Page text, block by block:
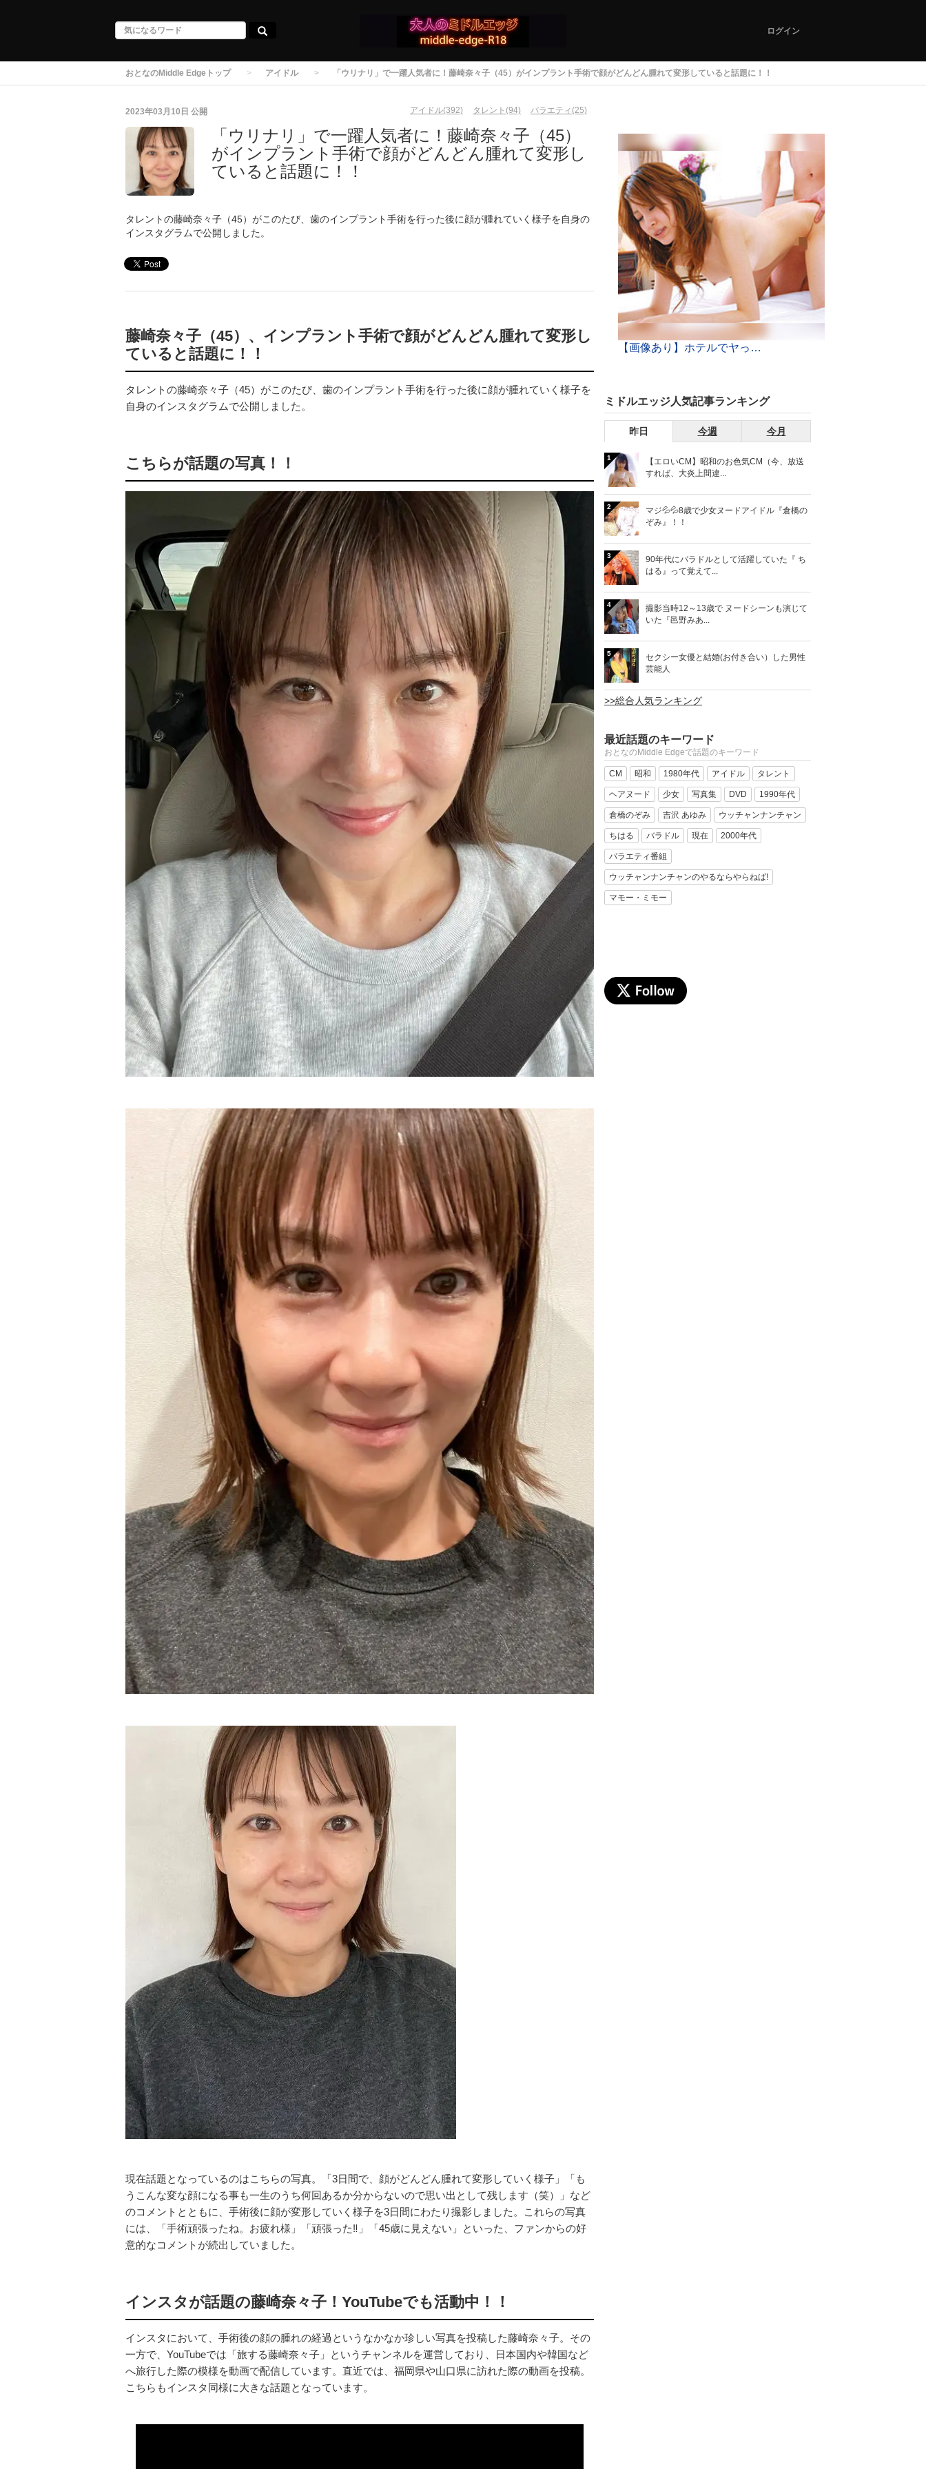
ログイン
おとなのMiddle Edgeトップ アイドル 「ウリナリ」で一躍人気者に！藤崎奈々子（45）がインプラント手術で顔がどんどん腫れて変形していると話題に！！
2023年03月10日 公開 アイドル(392) タレント(94) バラエティ(25)
「ウリナリ」で一躍人気者に！藤崎奈々子（45）
がインプラント手術で顔がどんどん腫れて変形し
ていると話題に！！
タレントの藤崎奈々子（45）がこのたび、歯のインプラント手術を行った後に顔が腫れていく様子を自身の
インスタグラムで公開しました。
藤崎奈々子（45）、インプラント手術で顔がどんどん腫れて変形し
ていると話題に！！
タレントの藤崎奈々子（45）がこのたび、歯のインプラント手術を行った後に顔が腫れていく様子を
自身のインスタグラムで公開しました。
こちらが話題の写真！！
現在話題となっているのはこちらの写真。「3日間で、顔がどんどん腫れて変形していく様子」「も
うこんな変な顔になる事も一生のうち何回あるか分からないので思い出として残します（笑）」など
のコメントとともに、手術後に顔が変形していく様子を3日間にわたり撮影しました。これらの写真
には、「手術頑張ったね。お疲れ様」「頑張った‼︎」「45歳に見えない」といった、ファンからの好
意的なコメントが続出していました。
インスタが話題の藤崎奈々子！YouTubeでも活動中！！
インスタにおいて、手術後の顔の腫れの経過というなかなか珍しい写真を投稿した藤崎奈々子。その
一方で、YouTubeでは「旅する藤崎奈々子」というチャンネルを運営しており、日本国内や韓国など
へ旅行した際の模様を動画で配信しています。直近では、福岡県や山口県に訪れた際の動画を投稿。
こちらもインスタ同様に大きな話題となっています。
【画像あり】ホテルでヤって即解散する「ランチセックス」がまんさんの間で大流行ｗｗ世も末だわｗｗｗ
ミドルエッジ人気記事ランキング
昨日 今週 今月
1
【エロいCM】昭和のお色気CM（今、放送
すれば、大炎上間違...
2
マジ💦💦8歳で少女ヌードアイドル『倉橋の
ぞみ』！！
3
90年代にバラドルとして活躍していた『 ち
はる』って覚えて...
4
撮影当時12～13歳で ヌードシーンも演じて
いた『邑野みあ...
5
セクシー女優と結婚(お付き合い）した男性
芸能人
>>総合人気ランキング
最近話題のキーワード
おとなのMiddle Edgeで話題のキーワード
CM 昭和 1980年代 アイドル タレント
ヘアヌード 少女 写真集 DVD 1990年代
倉橋のぞみ 吉沢 あゆみ ウッチャンナンチャン
ちはる バラドル 現在 2000年代
バラエティ番組
ウッチャンナンチャンのやるならやらねば!
マモー・ミモー